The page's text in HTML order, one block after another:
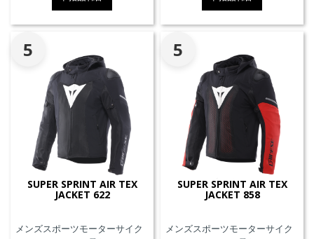
5
SUPER SPRINT AIR TEX
JACKET 622
メンズスポーツモーターサイク
5
SUPER SPRINT AIR TEX
JACKET 858
メンズスポーツモーターサイク